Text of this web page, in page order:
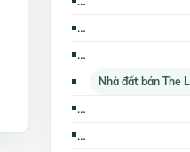
Nhà đất bán The